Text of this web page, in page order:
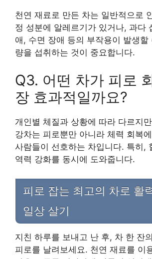
천연 재료로 만든 차는 일반적으로
정 성분에 알레르기가 있거나, 과다
애, 수면 장애 등의 부작용이 발생할
량을 섭취하는 것이 중요합니다.
Q3. 어떤 차가 피로
장 효과적일까요?
개인별 체질과 상황에 따라 다르지
강차는 피로뿐만 아니라 체력 회복
사람들이 선호하는 차입니다. 특히,
역력 강화를 동시에 도와줍니다.
피로 잡는 최고의 차로 활
일상 살기
지친 하루를 보내고 난 후, 차 한 잔
피로를 날려보세요. 천연 재료를 이